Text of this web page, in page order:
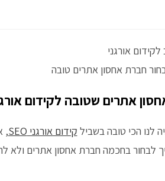
אורגני
אתרים שטובה לקידום
לנו הכי טובה בשביל קידום אורגני SEO
,
לבחור בחכמה חברת אחסון אתרים